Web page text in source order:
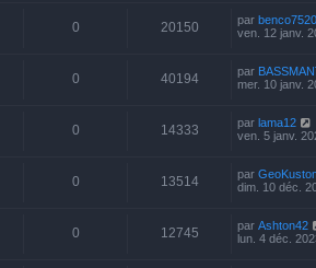
0 20150 par benco7520
ven. 12 janv.
0 40194 par
mer. 10 janv.
0 14333 par lama12
ven. 5 janv.
0 13514 par
dim. 10 déc.
0 12745 par Ashton42
lun. 4 déc.